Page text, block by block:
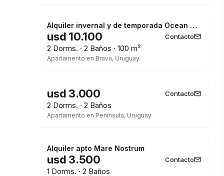
Alquiler invernal y de temporada Ocean Drive Full Amenities Incluidos
usd 10.100 Contacto
2 Dorms. · 2 Baños · 100 m²
Apartamento en Brava, Uruguay
usd 3.000 Contacto
2 Dorms. · 2 Baños
Apartamento en Península, Uruguay
Alquiler apto Mare Nostrum
usd 3.500 Contacto
1 Dorms. · 2 Baños